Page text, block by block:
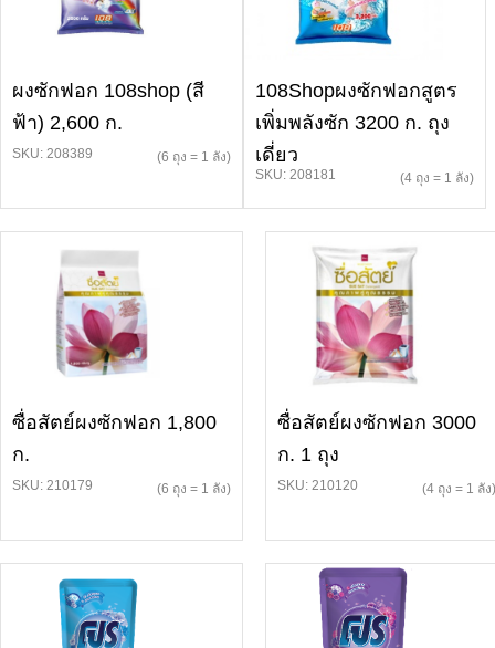
ผงซักฟอก 108shop (สี
ฟ้า) 2,600 ก.
SKU: 208389 (6 ถุง = 1 ลัง)
108Shopผงซักฟอกสูตร
เพิ่มพลังซัก 3200 ก. ถุง
เดี่ยว
SKU: 208181 (4 ถุง = 1 ลัง)
ซื่อสัตย์ผงซักฟอก 1,800
ก.
SKU: 210179 (6 ถุง = 1 ลัง)
ซื่อสัตย์ผงซักฟอก 3000
ก. 1 ถุง
SKU: 210120 (4 ถุง = 1 ลัง)